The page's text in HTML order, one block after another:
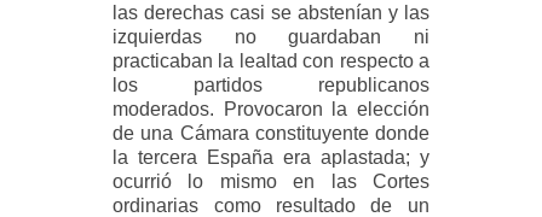
las derechas casi se abstenían y las
izquierdas no guardaban ni
practicaban la lealtad con respecto a
los partidos republicanos
moderados. Provocaron la elección
de una Cámara constituyente donde
la tercera España era aplastada; y
ocurrió lo mismo en las Cortes
ordinarias como resultado de un